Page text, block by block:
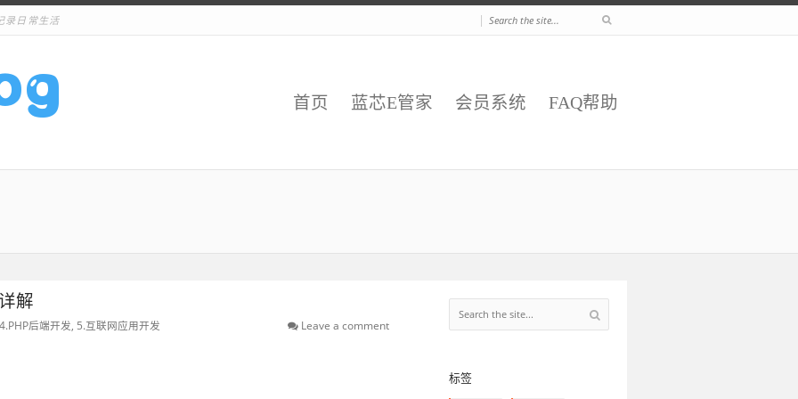
录日常生活 |
首页 蓝芯E管家 会员系统 FAQ帮助
解
4.PHP后端开发 5.互联网应用开发 Leave a comment
标签